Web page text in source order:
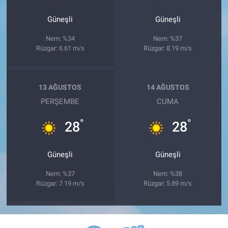
Güneşli
Nem: %34
Rüzgar: 6.61 m/s
Güneşli
Nem: %37
Rüzgar: 8.19 m/s
13 AĞUSTOS
PERŞEMBE
28°
Güneşli
Nem: %37
Rüzgar: 7.19 m/s
14 AĞUSTOS
CUMA
28°
Güneşli
Nem: %38
Rüzgar: 5.89 m/s